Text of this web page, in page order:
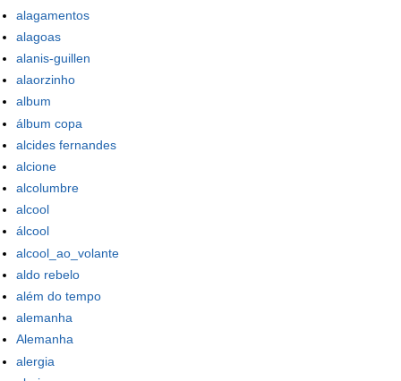
alagamentos
alagoas
alanis-guillen
alaorzinho
album
álbum copa
alcides fernandes
alcione
alcolumbre
alcool
álcool
alcool_ao_volante
aldo rebelo
além do tempo
alemanha
Alemanha
alergia